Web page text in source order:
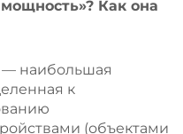
Как она
— наибольшая
к
(объектами